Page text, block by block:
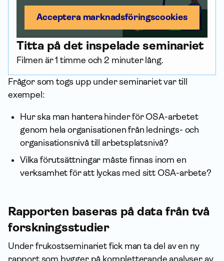
Acceptera marknadsförings­cookies
Titta på det inspelade seminariet
Filmen är 1 timme och 2 minuter lång.
Frågor som togs upp under seminariet var till
exempel:
Hur ska man hantera hinder för OSA-arbetet
genom hela organisationen från lednings- och
organisationsnivå till arbetsplatsnivå?
Vilka förutsättningar måste finnas inom en
verksamhet för att lyckas med sitt OSA-arbete?
Rapporten baseras på data från två
forskningsstudier
Under frukostseminariet fick man ta del av en ny
rapport som bygger på kompletterande analyser av